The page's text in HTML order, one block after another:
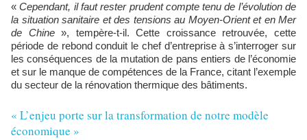
«Cependant, il faut rester prudent compte tenu de l’évolution de
la situation sanitaire et des tensions au Moyen-Orient et en Mer
de Chine», tempère-t-il. Cette croissance retrouvée, cette
période de rebond conduit le chef d’entreprise à s’interroger sur
les conséquences de la mutation de pans entiers de l’économie
et sur le manque de compétences de la France, citant l’exemple
du secteur de la rénovation thermique des bâtiments.
« L’enjeu porte sur la transformation de notre modèle
économique »